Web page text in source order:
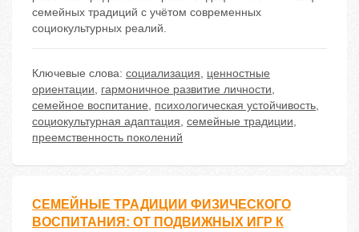
семейных традиций с учётом современных
социокультурных реалий.
Ключевые слова: социализация, ценностные
ориентации, гармоничное развитие личности,
семейное воспитание, психологическая устойчивость,
социокультурная адаптация, семейные традиции,
преемственность поколений
СЕМЕЙНЫЕ ТРАДИЦИИ ФИЗИЧЕСКОГО
ВОСПИТАНИЯ: ОТ ПОДВИЖНЫХ ИГР К